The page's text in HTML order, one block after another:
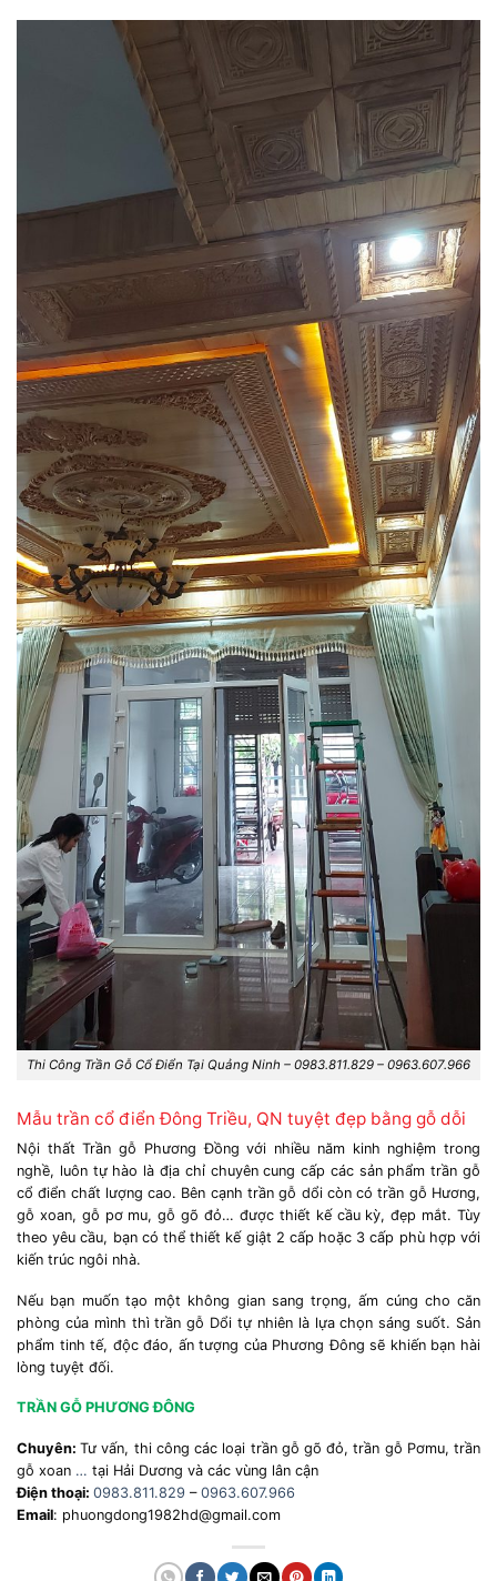
Thi Công Trần Gỗ Cổ Điển Tại Quảng Ninh – 0983.811.829 – 0963.607.966
Mẫu trần cổ điển Đông Triều, QN tuyệt đẹp bằng gỗ dỗi
Nội thất Trần gỗ Phương Đồng với nhiều năm kinh nghiệm trong
nghề, luôn tự hào là địa chỉ chuyên cung cấp các sản phẩm trần gỗ
cổ điển chất lượng cao. Bên cạnh trần gỗ dổi còn có trần gỗ Hương,
gỗ xoan, gỗ pơ mu, gỗ gõ đỏ… được thiết kế cầu kỳ, đẹp mắt. Tùy
theo yêu cầu, bạn có thể thiết kế giật 2 cấp hoặc 3 cấp phù hợp với
kiến trúc ngôi nhà.
Nếu bạn muốn tạo một không gian sang trọng, ấm cúng cho căn
phòng của mình thì trần gỗ Dổi tự nhiên là lựa chọn sáng suốt. Sản
phẩm tinh tế, độc đáo, ấn tượng của Phương Đông sẽ khiến bạn hài
lòng tuyệt đối.
TRẦN GỖ PHƯƠNG ĐÔNG
Chuyên:Tư vấn, thi công các loại trần gỗ gõ đỏ, trần gỗ Pơmu, trần
gỗ xoan … tại Hải Dương và các vùng lân cận
Điện thoại: 0983.811.829 – 0963.607.966
Email: phuongdong1982hd@gmail.com